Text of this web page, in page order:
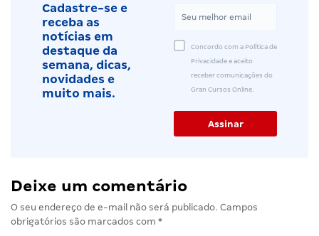
Cadastre-se e
receba as
notícias em
destaque da
semana, dicas,
novidades e
muito mais.
Concordo com a Política de
Privacidade e aceito
receber comunicações do
Gran Cursos Online.
Deixe um comentário
O seu endereço de e-mail não será publicado. Campos
obrigatórios são marcados com *